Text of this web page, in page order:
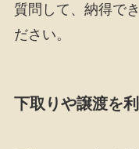
質問して、納得で
ださい。
下取りや譲渡を